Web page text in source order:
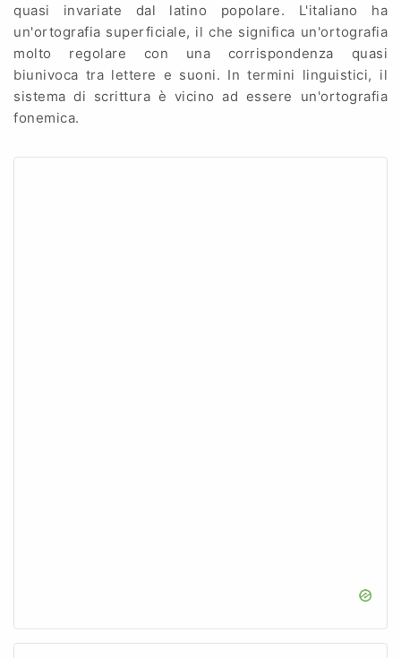
quasi invariate dal latino popolare. L'italiano ha
un'ortografia superficiale, il che significa un'ortografia
molto regolare con una corrispondenza quasi
biunivoca tra lettere e suoni. In termini linguistici, il
sistema di scrittura è vicino ad essere un'ortografia
fonemica.